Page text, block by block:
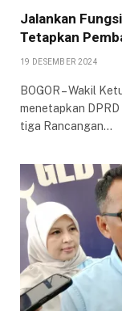
Jalankan
Tetapkan
19 DESEMBER 2024
BOGOR – Wakil
menetapkan
tiga Rancangan…